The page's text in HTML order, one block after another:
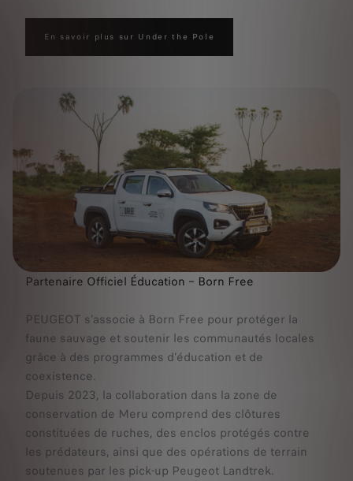
En savoir plus sur Under the Pole
Partenaire Officiel Éducation – Born Free
PEUGEOT s’associe à Born Free pour protéger la
faune sauvage et soutenir les communautés locales
grâce à des programmes d’éducation et de
coexistence.
Depuis 2023, la collaboration dans la zone de
conservation de Meru comprend des clôtures
constituées de ruches, des enclos protégés contre
les prédateurs, ainsi que des opérations de terrain
soutenues par les pick-up Peugeot Landtrek.